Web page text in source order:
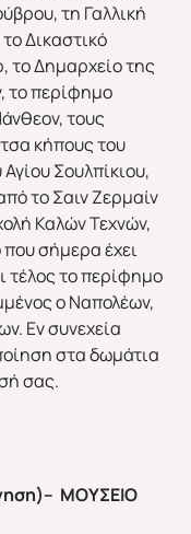
τη Γαλλική
Δικαστικό
το Δημαρχείο της
το περίφημο
τους
κήπους του
Σουλπίκιου,
το Σαιν Ζερμαίν
Καλών Τεχνών,
σήμερα έχει
τέλος το περίφημο
ο Ναπολέων,
Εν συνεχεία
στα δωμάτια
σας.
ΜΟΥΣΕΙΟ